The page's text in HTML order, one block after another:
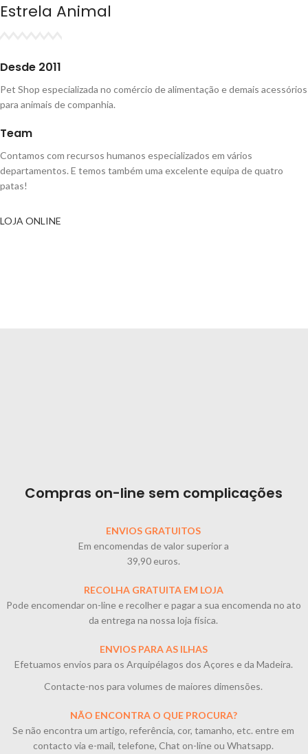
Estrela Animal
Desde 2011
Pet Shop especializada no comércio de alimentação e demais acessórios
para animais de companhia.
Team
Contamos com recursos humanos especializados em vários
departamentos. E temos também uma excelente equipa de quatro
patas!
LOJA ONLINE
Compras on-line sem complicações
ENVIOS GRATUITOS
Em encomendas de valor superior a
39,90 euros.
RECOLHA GRATUITA EM LOJA
Pode encomendar on-line e recolher e pagar a sua encomenda no ato
da entrega na nossa loja física.
ENVIOS PARA AS ILHAS
Efetuamos envios para os Arquipélagos dos Açores e da Madeira.
Contacte-nos para volumes de maiores dimensões.
NÃO ENCONTRA O QUE PROCURA?
Se não encontra um artigo, referência, cor, tamanho, etc. entre em
contacto via e-mail, telefone, Chat on-line ou Whatsapp.